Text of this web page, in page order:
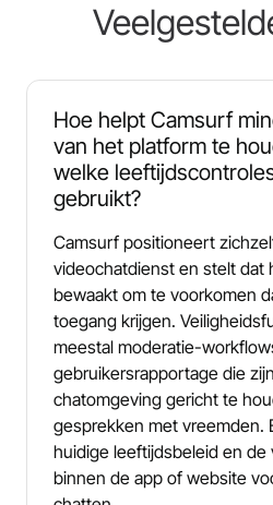
Hoe helpt Camsurf
van het platform te
welke
gebruikt?
Camsurf positioneert
videochatdienst en stelt dat
bewaakt om te voorkomen
toegang krijgen.
meestal moderatie-
gebruikersrapportage die
chatomgeving gericht te
gesprekken met vreemden.
huidige leeftijdsbeleid en de
binnen de app of website